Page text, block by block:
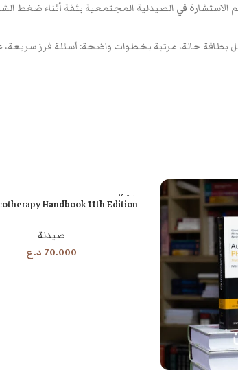
الاستشارة في الصيدلية المجتمعية بثقة أثناء
بيعت كل
ها
قراءة المزيد
Handbook 11th Edition
صيدلة
70.000 د.ع